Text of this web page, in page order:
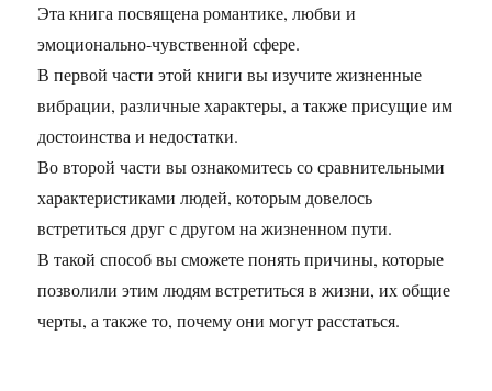
Эта книга посвящена романтике, любви и
эмоционально-чувственной сфере.
В первой части этой книги вы изучите жизненные
вибрации, различные характеры, а также присущие им
достоинства и недостатки.
Во второй части вы ознакомитесь со сравнительными
характеристиками людей, которым довелось
встретиться друг с другом на жизненном пути.
В такой способ вы сможете понять причины, которые
позволили этим людям встретиться в жизни, их общие
черты, а также то, почему они могут расстаться.